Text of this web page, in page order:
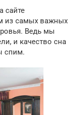
сайте
из самых важных
Ведь мы
и качество сна
спим.